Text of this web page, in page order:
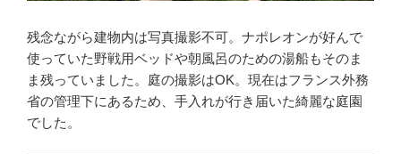
残念ながら建物内は写真撮影不可。ナポレオンが好んで
使っていた野戦用ベッドや朝風呂のための湯船もそのま
ま残っていました。庭の撮影はOK。現在はフランス外務
省の管理下にあるため、手入れが行き届いた綺麗な庭園
でした。